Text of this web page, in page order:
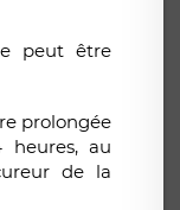
peut être
prolongée
au
de la